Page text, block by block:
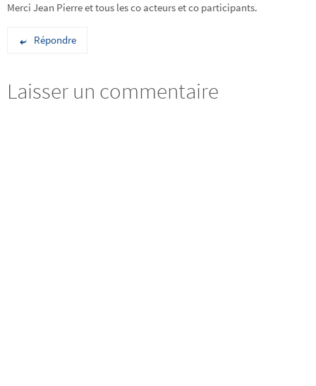
Merci Jean Pierre et tous les co acteurs et co participants.
Répondre
Laisser un commentaire